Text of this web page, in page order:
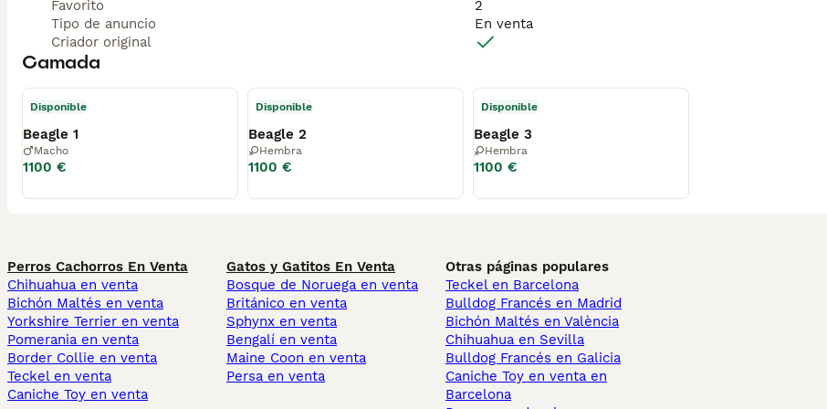
No dudéis en preguntar lo que necesitéis, os informamos sin compromiso. Atendemos teléfono y WhatsApp: 690 71 43 23
Mostrar número de teléfono
Favorito
2
Tipo de anuncio
En venta
Criador original
Camada
Disponible
Beagle 1
Macho
1100 €
Disponible
Beagle 2
Hembra
1100 €
Disponible
Beagle 3
Hembra
1100 €
Perros Cachorros En Venta
Chihuahua en venta
Bichón Maltés en venta
Yorkshire Terrier en venta
Pomerania en venta
Border Collie en venta
Teckel en venta
Caniche Toy en venta
Gatos y Gatitos En Venta
Bosque de Noruega en venta
Británico en venta
Sphynx en venta
Bengalí en venta
Maine Coon en venta
Persa en venta
Otras páginas populares
Teckel en Barcelona
Bulldog Francés en Madrid
Bichón Maltés en València
Chihuahua en Sevilla
Bulldog Francés en Galicia
Caniche Toy en venta en
Barcelona